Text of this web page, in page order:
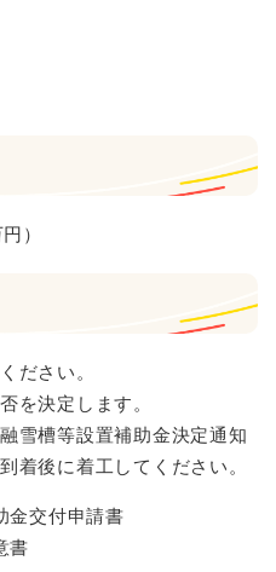
）
ださい。
を決定します。
雪槽等設置補助金決定通知
着後に着工してください。
金交付申請書
書